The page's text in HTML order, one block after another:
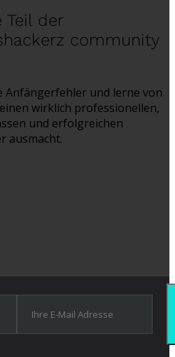
Teil der
community
Anfängerfehler und lerne von
wirklich professionellen,
und erfolgreichen
ausmacht.